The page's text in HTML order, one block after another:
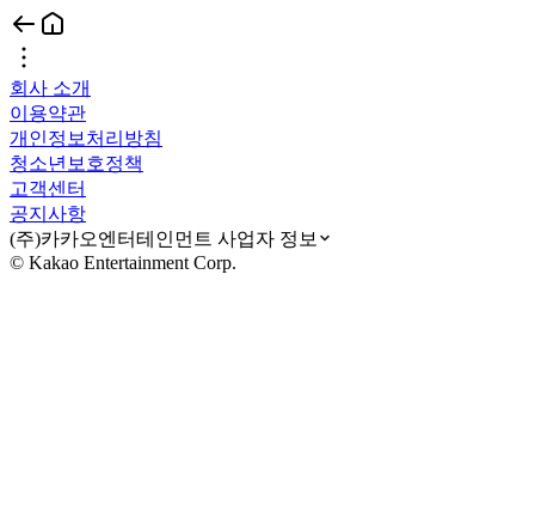
회사 소개
이용약관
개인정보처리방침
청소년보호정책
고객센터
공지사항
(주)카카오엔터테인먼트 사업자 정보
© Kakao Entertainment Corp.